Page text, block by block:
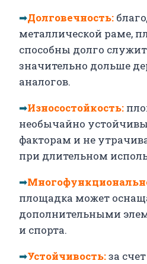
➡Долговечность:
металлической раме,
способны долго
значительно дольше
аналогов.
➡Износостойкость:
необычайно
факторам и не
при длительном
➡
площадка может
дополнительными
и спорта.
➡Устойчивость:за